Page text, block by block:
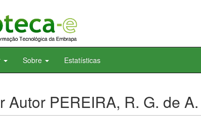
Sobre Estatísticas
Autor PEREIRA, R. G. de A.